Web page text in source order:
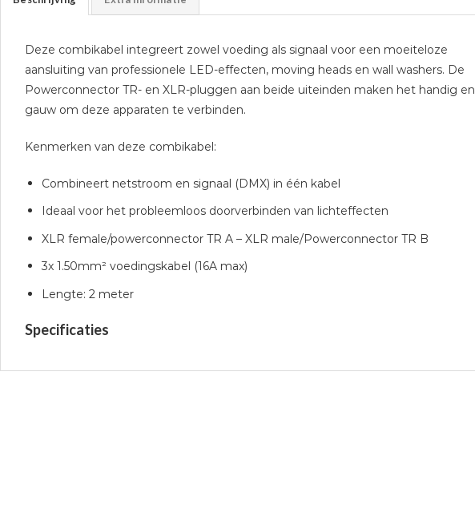
Deze combikabel integreert zowel voeding als signaal voor een moeiteloze
aansluiting van professionele LED-effecten, moving heads en wall washers. De
Powerconnector TR- en XLR-pluggen aan beide uiteinden maken het handig en
gauw om deze apparaten te verbinden.
Kenmerken van deze combikabel:
Combineert netstroom en signaal (DMX) in één kabel
Ideaal voor het probleemloos doorverbinden van lichteffecten
XLR female/powerconnector TR A – XLR male/Powerconnector TR B
3x 1.50mm² voedingskabel (16A max)
Lengte: 2 meter
Specificaties